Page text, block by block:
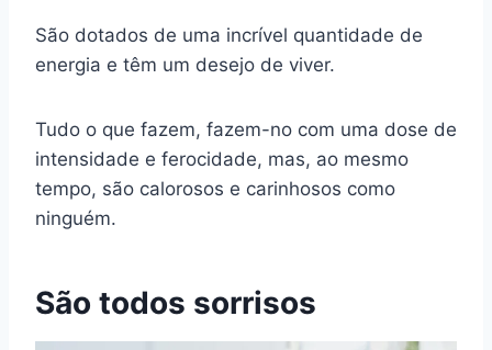
São dotados de uma incrível quantidade de
energia e têm um desejo de viver.
Tudo o que fazem, fazem-no com uma dose de
intensidade e ferocidade, mas, ao mesmo
tempo, são calorosos e carinhosos como
ninguém.
São todos sorrisos